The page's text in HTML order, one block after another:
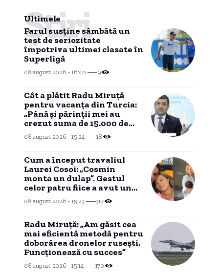
Ultimele
Știri
Farul susține sâmbătă un
test de seriozitate
împotriva ultimei clasate în
Superligă
08 august 2026 - 16:40 9
Cât a plătit Radu Miruță
pentru vacanța din Turcia:
„Până și părinții mei au
crezut suma de 15.000 de
euro”
08 august 2026 - 15:24 18
Cum a început travaliul
Laurei Cosoi: „Cosmin
monta un dulap”. Gestul
celor patru fiice a avut un
impact profund asupra ei.
08 august 2026 - 15:23 317
Radu Miruță: „Am găsit cea
mai eficientă metodă pentru
doborârea dronelor rusești.
Funcționează cu succes”
08 august 2026 - 15:14 170